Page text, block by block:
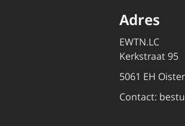
Adres
EWTN.LC
Kerkstraat 95
5061 EH
Contact: